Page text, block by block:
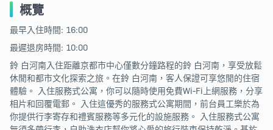
概覽
最早入住時間: 16:00
最遲退房時間: 10:00
鈴 白河南入住距離京都市中心僅數分鐘路程的鈴 白河南，享受放鬆
休閒和都市文化探索之旅。在鈴 白河南，客人保證可享悠閒的住宿
體驗。 入住服務式公寓，你可以隨時使用免費Wi-Fi上網服務，分享
相片和回覆電郵。 入住這優秀的服務式公寓期間，前台員工樂於為
你提供行李寄存和禮賓服務等多元化的設施服務。 入住服務式公寓